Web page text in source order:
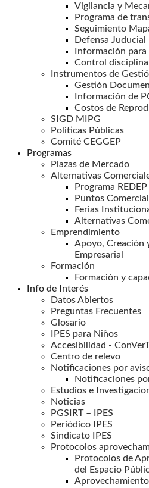
Vigilancia y
Programa de
Seguimiento
Defensa Juducial
Información
Control
Instrumentos de
Gestión
Información de
Costos de
SIGD MIPG
Politicas Públicas
Comité CEGGEP
Programas
Plazas de Mercado
Alternativas
Programa REDEP
Puntos
Ferias
Alternativas
Emprendimiento
Apoyo, Creación
Empresarial
Formación
Formación y
Info de Interés
Datos Abiertos
Preguntas Frecuentes
Glosario
IPES para Niños
Accesibilidad -
Centro de relevo
Notificaciones por
Notificaciones
Estudios e
Noticias
PGSIRT – IPES
Periódico IPES
Sindicato IPES
Protocolos
Protocolos de
del Espacio